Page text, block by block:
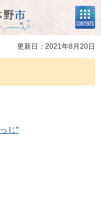
コン
テン
ツメ
ニュ
更新日：2021年8月20日
じ"